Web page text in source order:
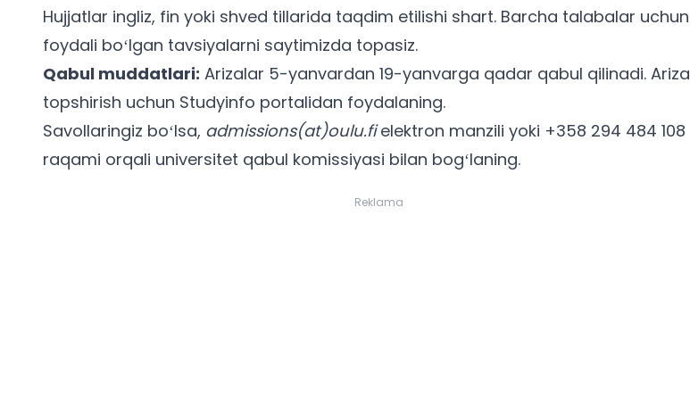
Hujjatlar ingliz, fin yoki shved tillarida taqdim etilishi shart. Barcha talabalar uchun
foydali boʻlgan tavsiyalarni saytimizda topasiz.
Qabul muddatlari: Arizalar 5-yanvardan 19-yanvarga qadar qabul qilinadi. Ariza
topshirish uchun Studyinfo portalidan foydalaning.
Savollaringiz boʻlsa, admissions(at)oulu.fielektron manzili yoki +358 294 484 108
raqami orqali universitet qabul komissiyasi bilan bogʻlaning.
Reklama